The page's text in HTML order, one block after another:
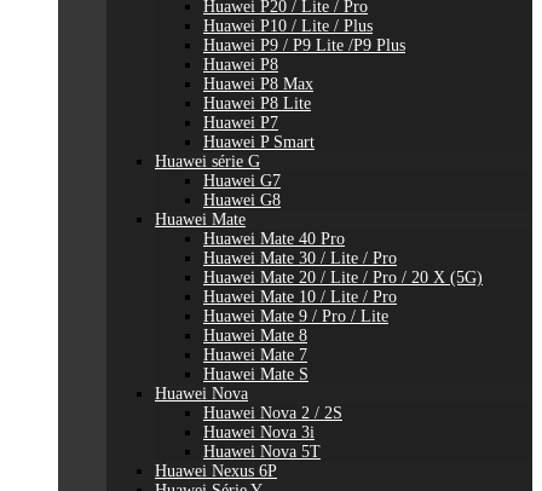
Huawei P20 / Lite / Pro
Huawei P10 / Lite / Plus
Huawei P9 / P9 Lite /P9 Plus
Huawei P8
Huawei P8 Max
Huawei P8 Lite
Huawei P7
Huawei P Smart
Huawei série G
Huawei G7
Huawei G8
Huawei Mate
Huawei Mate 40 Pro
Huawei Mate 30 / Lite / Pro
Huawei Mate 20 / Lite / Pro / 20 X (5G)
Huawei Mate 10 / Lite / Pro
Huawei Mate 9 / Pro / Lite
Huawei Mate 8
Huawei Mate 7
Huawei Mate S
Huawei Nova
Huawei Nova 2 / 2S
Huawei Nova 3i
Huawei Nova 5T
Huawei Nexus 6P